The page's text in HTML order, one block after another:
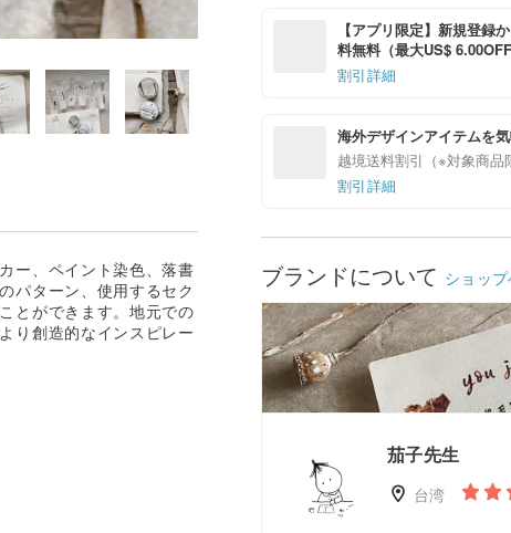
【アプリ限定】新規登録
料無料（最大US$ 6.00OFF
割引詳細
海外デザインアイテムを
越境送料割引（※対象商品
割引詳細
ブランドについて ショッ
茄子先生
台湾
ー、ペイント染色、落書
パターン、使用するセク
とができます。地元での
り創造的なインスピレー